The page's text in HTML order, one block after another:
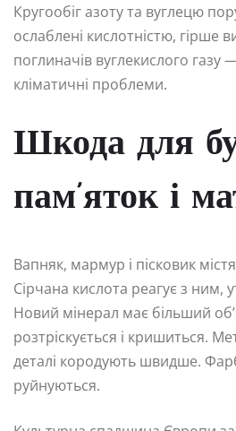
Кругообіг азоту та вуглецю
ослаблені кислотністю, гірше
поглиначів вуглекислого газу
кліматичні проблеми.
Шкода для
пам’яток і
Вапняк, мармур і пісковик
Сірчана кислота реагує з ним,
Новий мінерал має більший
розтріскується і кришиться.
деталі кородують швидше.
руйнуються.